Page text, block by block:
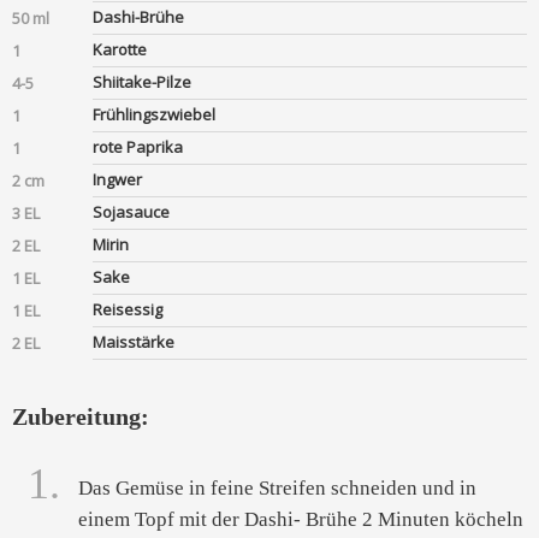
50 ml
Dashi-Brühe
1
Karotte
4-5
Shiitake-Pilze
1
Frühlingszwiebel
1
rote Paprika
2 cm
Ingwer
3 EL
Sojasauce
2 EL
Mirin
1 EL
Sake
1 EL
Reisessig
2 EL
Maisstärke
Zubereitung:
1.
Das Gemüse in feine Streifen schneiden und in
einem Topf mit der Dashi- Brühe 2 Minuten köcheln